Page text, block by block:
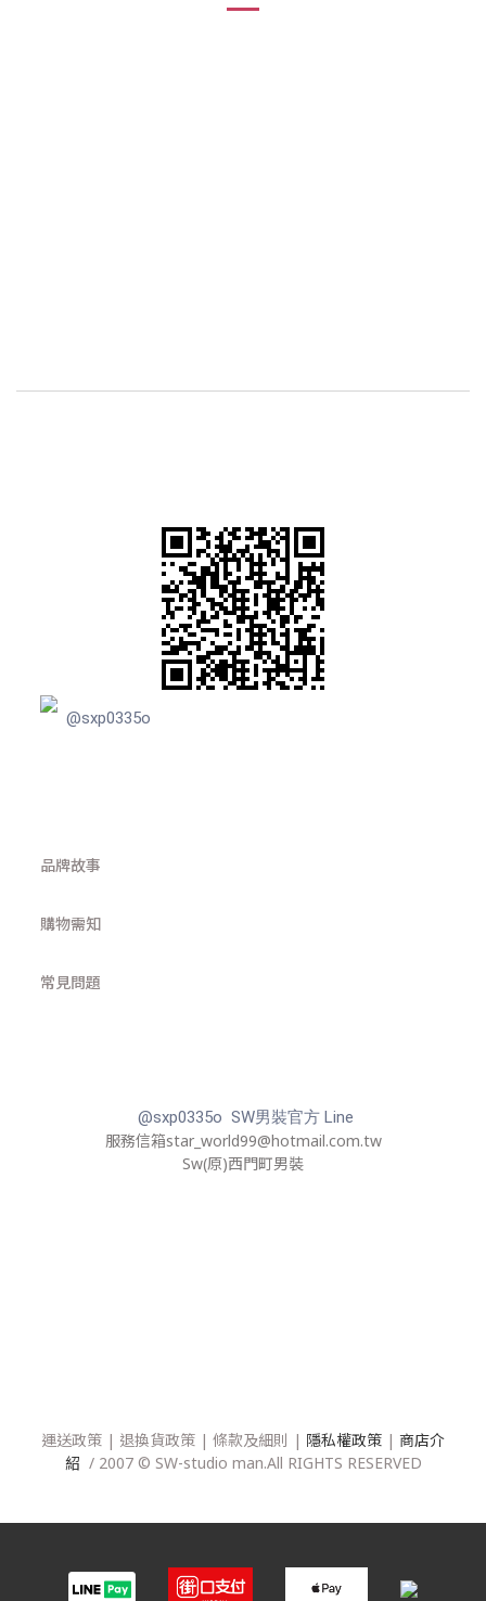
@sxp0335o
品牌故事
購物需知
常見問題
@sxp0335o SW男裝官方 Line
服務信箱star_world99@hotmail.com.tw
Sw(原)西門町男裝
運送政策 | 退換貨政策 | 條款及細則 | 隱私權政策 | 商店介
紹 / 2007 © SW-studio man.All RIGHTS RESERVED